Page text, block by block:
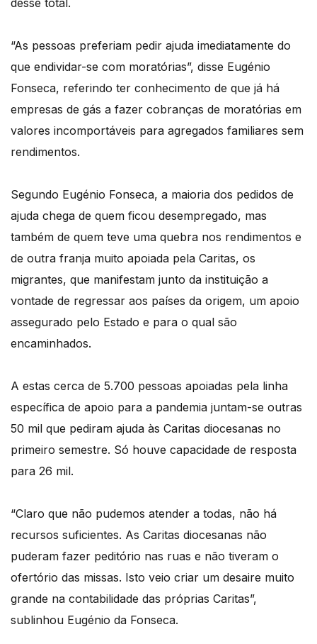
desse total.
“As pessoas preferiam pedir ajuda imediatamente do
que endividar-se com moratórias”, disse Eugénio
Fonseca, referindo ter conhecimento de que já há
empresas de gás a fazer cobranças de moratórias em
valores incomportáveis para agregados familiares sem
rendimentos.
Segundo Eugénio Fonseca, a maioria dos pedidos de
ajuda chega de quem ficou desempregado, mas
também de quem teve uma quebra nos rendimentos e
de outra franja muito apoiada pela Caritas, os
migrantes, que manifestam junto da instituição a
vontade de regressar aos países da origem, um apoio
assegurado pelo Estado e para o qual são
encaminhados.
A estas cerca de 5.700 pessoas apoiadas pela linha
específica de apoio para a pandemia juntam-se outras
50 mil que pediram ajuda às Caritas diocesanas no
primeiro semestre. Só houve capacidade de resposta
para 26 mil.
“Claro que não pudemos atender a todas, não há
recursos suficientes. As Caritas diocesanas não
puderam fazer peditório nas ruas e não tiveram o
ofertório das missas. Isto veio criar um desaire muito
grande na contabilidade das próprias Caritas”,
sublinhou Eugénio da Fonseca.